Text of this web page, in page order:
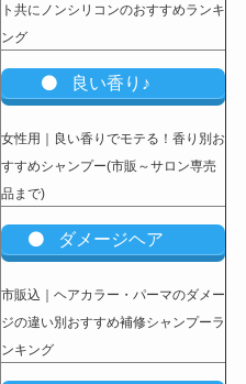
ト共にノンシリコンのおすすめランキ
ング
良い香り♪
女性用｜良い香りでモテる！香り別お
すすめシャンプー(市販～サロン専売
品まで)
ダメージヘア
市販込｜ヘアカラー・パーマのダメー
ジの違い別おすすめ補修シャンプーラ
ンキング